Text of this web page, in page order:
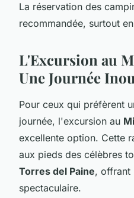
La réservation des
recommandée, surtout
L'Excursion au
Une Journée
Pour ceux qui préfèrent
journée, l'excursion au
excellente option. Cette
aux pieds des célèbres
Torres del Paine, offrant
spectaculaire.